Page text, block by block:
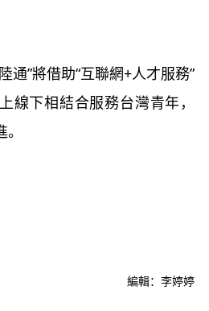
”將借助“互聯網+人才服務”
線下相結合服務台灣青年，
編輯：李婷婷